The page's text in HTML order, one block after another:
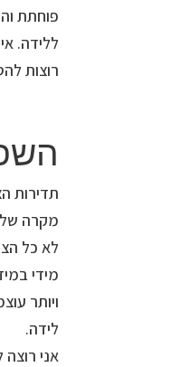
פוחתת
ללידה.
רוצות
תדירות
מקרה של
לא כל
מידי
ויותר
לידה.
אני